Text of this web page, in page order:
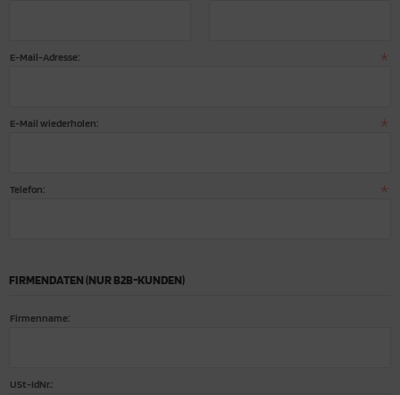
E-Mail-Adresse:
E-Mail wiederholen:
Telefon:
FIRMENDATEN (NUR B2B-KUNDEN)
Firmenname:
USt-IdNr.: